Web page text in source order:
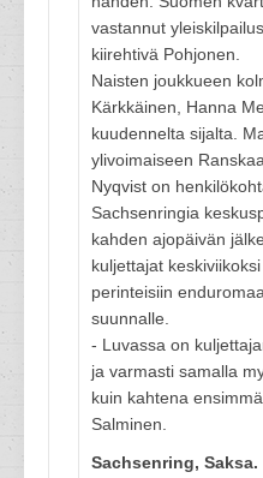
vastannut
kiirehtivä Pohjonen.
Naisten joukkueen
Kärkkäinen, Hanna
kuudennelta sijalta.
ylivoimaiseen
Nyqvist on
Sachsenringia
kahden ajopäivän
kuljettajat
perinteisiin
suunnalle.
- Luvassa on
ja varmasti samalla
kuin kahtena
Salminen.
Sachsenring, Saksa.